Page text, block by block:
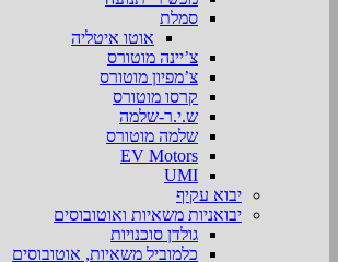
סמלת
אוטו איטליה
צ’יינה מוטורס
צ’מפיון מוטורס
קרסו מוטורס
ש.י.ר-שלמה
שלמה מוטורס
EV Motors
UMI
יבוא עקיף
יבואניות משאיות ואוטובוסים
גולדן סוכנויות
כלמוביל משאיות, אוטובוסים